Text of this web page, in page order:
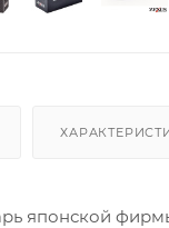
японской